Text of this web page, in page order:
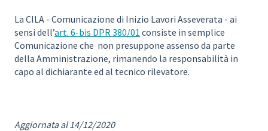
La CILA - Comunicazione di Inizio Lavori Asseverata - ai
sensi dell’art. 6-bis DPR 380/01 consiste in semplice
Comunicazione che non presuppone assenso da parte
della Amministrazione, rimanendo la responsabilità in
capo al dichiarante ed al tecnico rilevatore.
Aggiornata al 14/12/2020